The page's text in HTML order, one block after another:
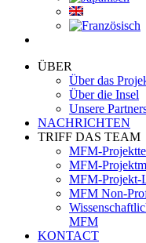
ÜBER
Über das
Über die Insel
Unsere
NACHRICHTEN
TRIFF DAS TEAM
MFM-
MFM-
MFM-Projekt-
MFM Non-
MFM
KONTACT